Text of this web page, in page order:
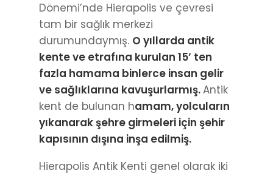
Dönemi’nde Hierapolis ve çevresi
tam bir sağlık merkezi
durumundaymış. O yıllarda antik
kente ve etrafına kurulan 15’ ten
fazla hamama binlerce insan gelir
ve sağlıklarına kavuşurlarmış.Antik
kent de bulunan hamam, yolcuların
yıkanarak şehre girmeleri için şehir
kapısının dışına inşa edilmiş.
Hierapolis Antik Kenti genel olarak iki